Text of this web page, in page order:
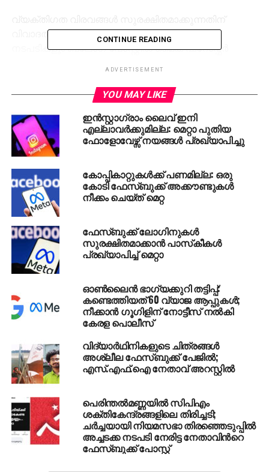
വിവാദത്തിനു ശേഷം ഫേസ്ബുക്ക് സ്വീകരിച്ച
നടപടികളും ബ്ലോഗ് പോസ്റ്റില്‍ മൈക് ഷ്‌റോപ്ഫര്‍
പ്രതിനിധി സഭാസമിതിക്ക് മുന്നില്‍ അടുത്ത
ബുധനാഴ്ച ഹാജരാകാമെന്ന് ഫേസ്ബുക്ക് സ്ഥാപകന്‍
മാര്‍ക് സുക്കര്‍ബര്‍ഗ് അറിയിച്ചതായും റിപ്പോര്‍ട്ടുണ്ട്.
RELATED TOPICS:
UP NEXT
കോമണ്‍വെല്‍ത്ത് ഗെയിംസ്: ഇന്ത്യക്ക് ആദ്യ
മെഡല്‍, ഭാരോദ്വഹനത്തില്‍ ഗുരുരാജക്ക് വെള്ളി
DON'T MISS
നടന്‍ കൊല്ലം അജിത് അന്തരിച്ചു
CONTINUE READING
ADVERTISEMENT
YOU MAY LIKE
ഇന്‍സ്റ്റാഗ്രാം ലൈവ് ഇനി
എല്ലാവര്‍ക്കുമില്ല: മെറ്റാ പുതിയ
ഫോളോവേഴ്സ് നയങ്ങള്‍ പ്രഖ്യാപിച്ചു
കോപ്പികാറ്റുകള്‍ക്ക് പണമില്ല: ഒരു
കോടി ഫേസ്ബുക്ക് അക്കൗണ്ടുകള്‍
നീക്കം ചെയ്ത് മെറ്റ
ഫേസ്ബുക്ക് ലോഗിനുകള്‍
സുരക്ഷിതമാക്കാന്‍ പാസ്‌കീകള്‍
പ്രഖ്യാപിച്ച് മെറ്റാ
ഓൺലൈൻ ഭാഗ്യക്കുറി തട്ടിപ്പ്:
കണ്ടെത്തിയത് 60 വ്യാജ ആപ്പുകൾ;
നീക്കാൻ ഗൂഗിളിന് നോട്ടീസ് നൽകി
കേരള പൊലീസ്
വിദ്യാര്‍ഥിനികളുടെ ചിത്രങ്ങള്‍
അശ്ലീല ഫേസ്ബുക്ക് പേജില്‍;
എസ്.എഫ്.ഐ നേതാവ് അറസ്റ്റിൽ
പെരിന്തല്‍മണ്ണയില്‍ സിപിഎം
ശക്തികേന്ദ്രങ്ങളിലെ തിരിച്ചടി;
ചര്‍ച്ചയായി നിയമസഭാ തിരഞ്ഞെടുപ്പില്‍
അച്ചടക്ക നടപടി നേരിട്ട നേതാവിന്‍റെ
ഫേസ്ബുക്ക് പോസ്റ്റ്